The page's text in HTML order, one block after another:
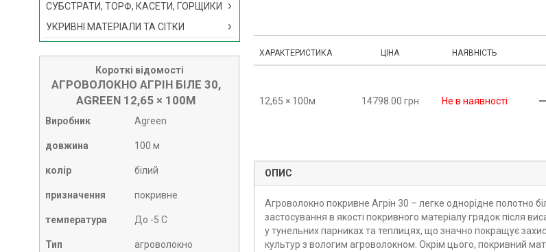
СУБСТРАТИ, ТОРФ, КАСЕТИ, ГОРЩИКИ
УКРИВНІ МАТЕРІАЛИ ТА СІТКИ
Короткі відомості
АГРОВОЛОКНО АГРІН БІЛЕ 30,
AGREEN 12,65 × 100М
Виробник Agreen
довжина 100 м
колір білий
призначення покривне
температура До -5 С
Тип агроволокно
ХАРАКТЕРИСТИКА ЦІНА НАЯВНІСТЬ
12,65 × 100м 14798.00 грн Не в наявності
ОПИС
Агроволокно покривне Агрін 30 – легке однорідне полотно
застосування в якості покривного матеріалу грядок після
у тунельних парниках та теплицях, що значно покращує
культур з вологим агроволокном. Окрім цього, покривний